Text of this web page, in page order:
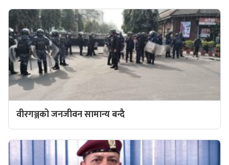
वीरगञ्जको जनजीवन सामान्य बन्दै